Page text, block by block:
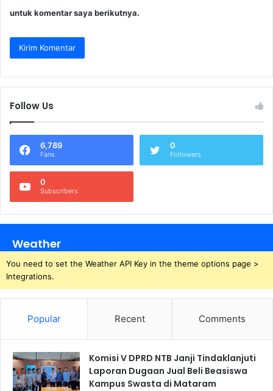
untuk komentar saya berikutnya.
Follow Us
6,789
Fans
0
Followers
0
Subscribers
Weather
You need to set the Weather API Key in the theme options page >
Integrations.
Popular Recent Comments
Komisi V DPRD NTB Janji Tindaklanjuti
Laporan Dugaan Jual Beli Beasiswa
Kampus Swasta di Mataram